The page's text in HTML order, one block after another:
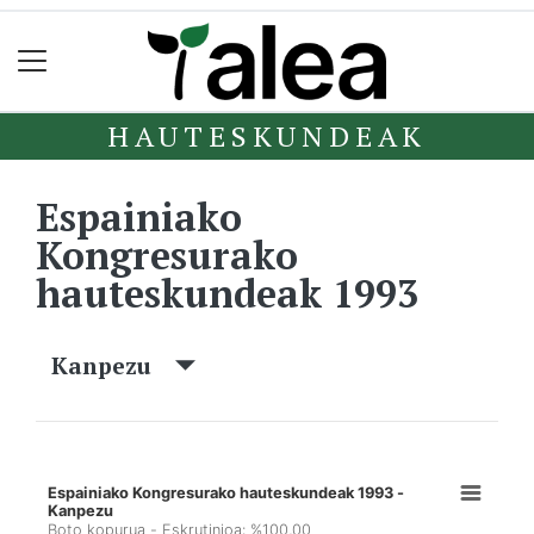
HAUTESKUNDEAK
Espainiako
Kongresurako
hauteskundeak 1993
Kanpezu
Espainiako Kongresurako hauteskundeak 1993 -
Kanpezu
Boto kopurua - Eskrutinioa: %100,00